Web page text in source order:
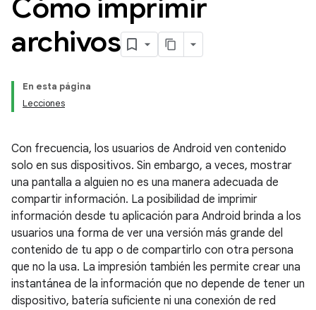
Cómo imprimir
archivos
En esta página
Lecciones
Con frecuencia, los usuarios de Android ven contenido
solo en sus dispositivos. Sin embargo, a veces, mostrar
una pantalla a alguien no es una manera adecuada de
compartir información. La posibilidad de imprimir
información desde tu aplicación para Android brinda a los
usuarios una forma de ver una versión más grande del
contenido de tu app o de compartirlo con otra persona
que no la usa. La impresión también les permite crear una
instantánea de la información que no depende de tener un
dispositivo, batería suficiente ni una conexión de red